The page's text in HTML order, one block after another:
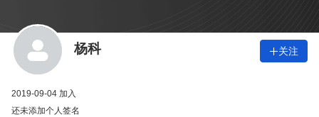
杨科 关注
2019-09-04 加入
还未添加个人签名